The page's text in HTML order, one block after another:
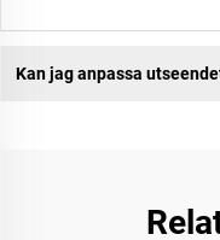
Kan jag anpassa